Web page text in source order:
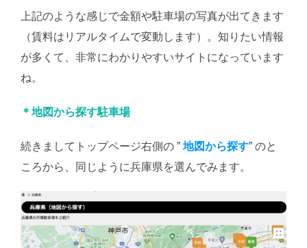
上記のような感じで金額や駐車場の写真が出てきます
（賃料はリアルタイムで変動します）。知りたい情報
が多くて、非常にわかりやすいサイトになっています
ね。
＊地図から探す駐車場
続きましてトップページ右側の ” 地図から探す” のと
ころから、同じように兵庫県を選んでみます。